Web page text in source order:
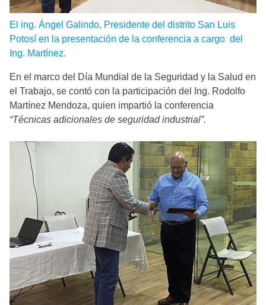
El ing. Ángel Galindo, Presidente del distrito San Luis
Potosí en la presentación de la conferencia a cargo del
Ing. Martínez.
En el marco del Día Mundial de la Seguridad y la Salud en
el Trabajo, se contó con la participación del Ing. Rodolfo
Martínez Mendoza, quien impartió la conferencia
“Técnicas adicionales de seguridad industrial”.